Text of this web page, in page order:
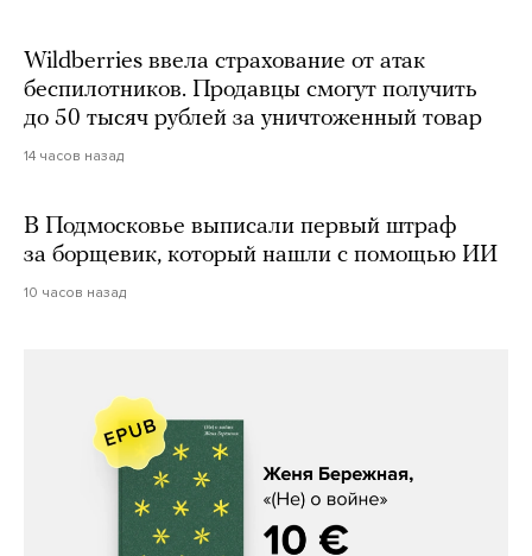
Wildberries ввела страхование от атак
беспилотников. Продавцы смогут получить
до 50 тысяч рублей за уничтоженный товар
14 часов назад
В Подмосковье выписали первый штраф
за борщевик, который нашли с помощью ИИ
10 часов назад